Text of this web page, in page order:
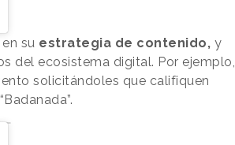
su estrategia de contenido, y
del ecosistema digital. Por ejemplo,
solicitándoles que califiquen